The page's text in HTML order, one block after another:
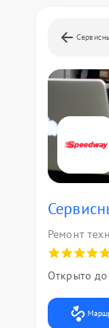
Ремонт
Открыто